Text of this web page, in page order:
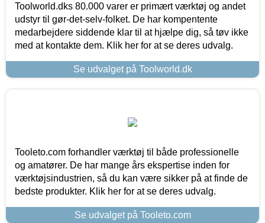
Toolworld.dks 80.000 varer er primært værktøj og andet
udstyr til gør-det-selv-folket. De har kompentente
medarbejdere siddende klar til at hjælpe dig, så tøv ikke
med at kontakte dem. Klik her for at se deres udvalg.
Se udvalget på Toolworld.dk
Tooleto.com forhandler værktøj til både professionelle
og amatører. De har mange års ekspertise inden for
værktøjsindustrien, så du kan være sikker på at finde de
bedste produkter. Klik her for at se deres udvalg.
Se udvalget på Tooleto.com